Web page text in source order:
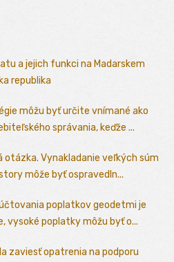
a jejich funkci na Madarskem
republika
môžu byť určite vnímané ako
správania, keďže ...
otázka. Vynakladanie veľkých súm
môže byť ospravedln...
poplatkov geodetmi je
vysoké poplatky môžu byť o...
zaviesť opatrenia na podporu